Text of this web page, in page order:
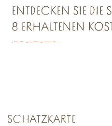
ENTDECKEN SIE DIE
8 ERHALTENEN
SCHATZKARTE